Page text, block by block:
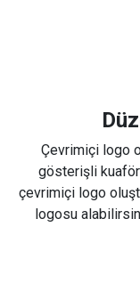
Çevrimiçi logo
gösterişli kuaför
çevrimiçi logo
logosu